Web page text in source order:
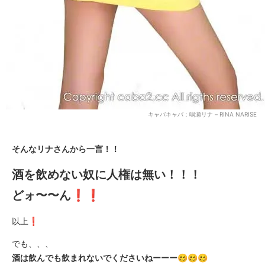
キャバキャバ：鳴瀬リナ – RINA NARISE
そんなリナさんから一言！！
酒を飲めない奴に人権は無い！！！
どォ〜〜ん❗❗
以上❗
でも、、、
酒は飲んでも飲まれないでくださいねーーー🥴🥴🥴